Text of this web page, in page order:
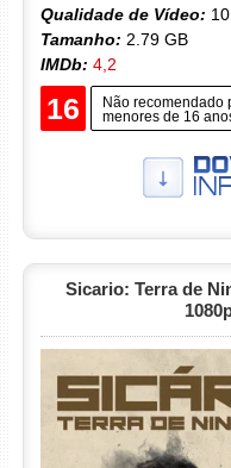
Qualidade de Vídeo: 10
Tamanho: 2.79 GB
IMDb: 4,2
16
Não recomendado
menores de 16
Sicario: Terra de